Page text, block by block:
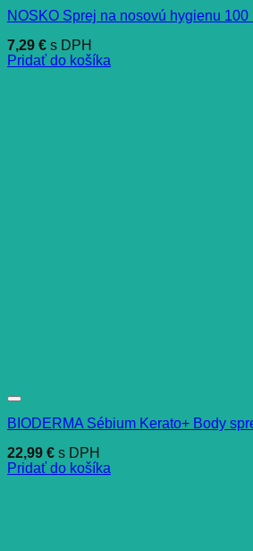
NOSKO Sprej na nosovú hygienu 100
7,29 € s DPH
Pridať do košíka
BIODERMA Sébium Kerato+ Body
22,99 € s DPH
Pridať do košíka